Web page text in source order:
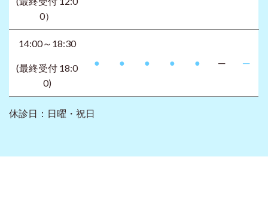
0）
14:00～18:30
(最終受付 18:0
0)
● ● ● ● ● ─ ─
休診日：日曜・祝日